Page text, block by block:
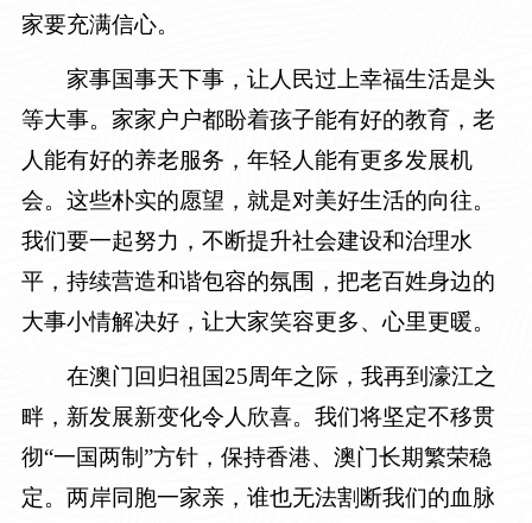
家要充满信心。
家事国事天下事，让人民过上幸福生活是头
等大事。家家户户都盼着孩子能有好的教育，老
人能有好的养老服务，年轻人能有更多发展机
会。这些朴实的愿望，就是对美好生活的向往。
我们要一起努力，不断提升社会建设和治理水
平，持续营造和谐包容的氛围，把老百姓身边的
大事小情解决好，让大家笑容更多、心里更暖。
在澳门回归祖国25周年之际，我再到濠江之
畔，新发展新变化令人欣喜。我们将坚定不移贯
彻“一国两制”方针，保持香港、澳门长期繁荣稳
定。两岸同胞一家亲，谁也无法割断我们的血脉